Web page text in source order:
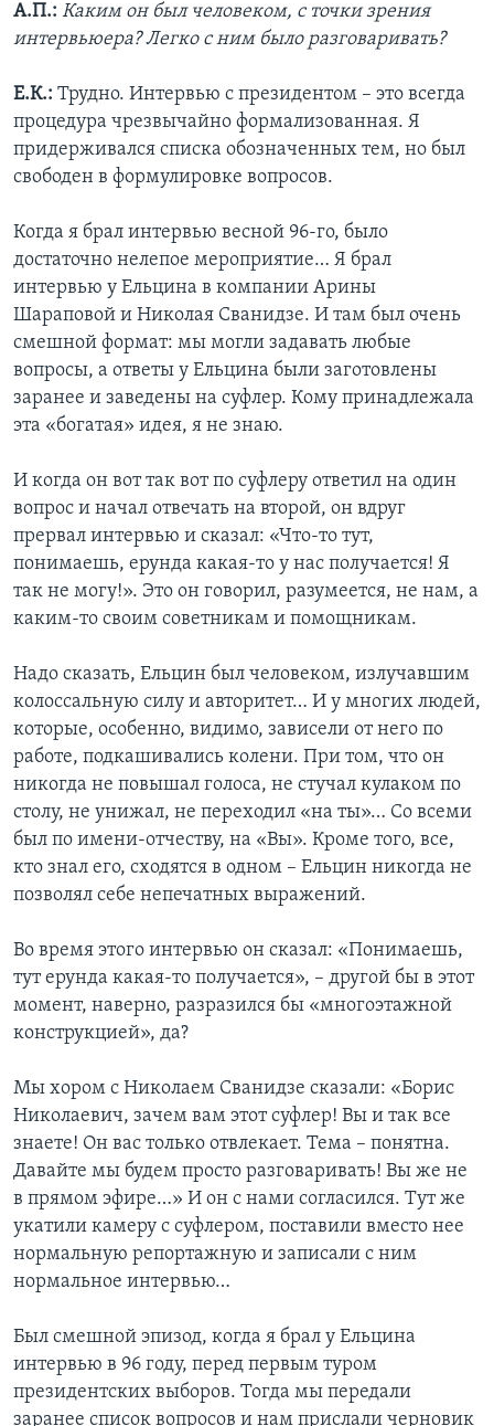
А.П.: Каким он был человеком, с точки зрения
интервьюера? Легко с ним было разговаривать?
Е.К.: Трудно. Интервью с президентом – это всегда
процедура чрезвычайно формализованная. Я
придерживался списка обозначенных тем, но был
свободен в формулировке вопросов.
Когда я брал интервью весной 96-го, было
достаточно нелепое мероприятие… Я брал
интервью у Ельцина в компании Арины
Шараповой и Николая Сванидзе. И там был очень
смешной формат: мы могли задавать любые
вопросы, а ответы у Ельцина были заготовлены
заранее и заведены на суфлер. Кому принадлежала
эта «богатая» идея, я не знаю.
И когда он вот так вот по суфлеру ответил на один
вопрос и начал отвечать на второй, он вдруг
прервал интервью и сказал: «Что-то тут,
понимаешь, ерунда какая-то у нас получается! Я
так не могу!». Это он говорил, разумеется, не нам, а
каким-то своим советникам и помощникам.
Надо сказать, Ельцин был человеком, излучавшим
колоссальную силу и авторитет… И у многих людей,
которые, особенно, видимо, зависели от него по
работе, подкашивались колени. При том, что он
никогда не повышал голоса, не стучал кулаком по
столу, не унижал, не переходил «на ты»… Со всеми
был по имени-отчеству, на «Вы». Кроме того, все,
кто знал его, сходятся в одном – Ельцин никогда не
позволял себе непечатных выражений.
Во время этого интервью он сказал: «Понимаешь,
тут ерунда какая-то получается», – другой бы в этот
момент, наверно, разразился бы «многоэтажной
конструкцией», да?
Мы хором с Николаем Сванидзе сказали: «Борис
Николаевич, зачем вам этот суфлер! Вы и так все
знаете! Он вас только отвлекает. Тема – понятна.
Давайте мы будем просто разговаривать! Вы же не
в прямом эфире…» И он с нами согласился. Тут же
укатили камеру с суфлером, поставили вместо нее
нормальную репортажную и записали с ним
нормальное интервью…
Был смешной эпизод, когда я брал у Ельцина
интервью в 96 году, перед первым туром
президентских выборов. Тогда мы передали
заранее список вопросов и нам прислали черновик